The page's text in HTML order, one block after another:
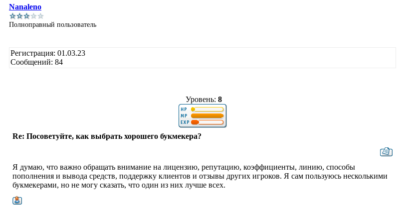
Nanaleno
Полноправный пользователь
Регистрация: 01.03.23
Сообщений: 84
Уровень: 8
Re: Посоветуйте, как выбрать хорошего букмекера?
Я думаю, что важно обращать внимание на лицензию, репутацию, коэффициенты, линию, способы
пополнения и вывода средств, поддержку клиентов и отзывы других игроков. Я сам пользуюсь несколькими
букмекерами, но не могу сказать, что один из них лучше всех.